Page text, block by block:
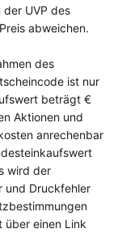
UVP des
abweichen.
des
ist nur
beträgt €
Aktionen und
anrechenbar
wird der
und Druckfehler
über einen Link